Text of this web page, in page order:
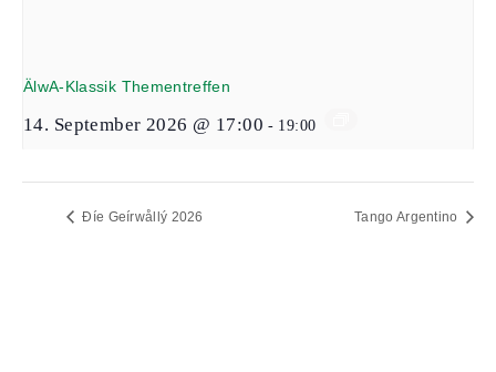
ÄlwA-Klassik Thementreffen
14. September 2026 @ 17:00 - 19:00
Đíe Geírwållý 2026 Tango Argentino